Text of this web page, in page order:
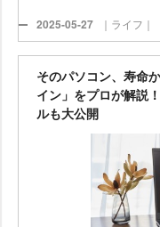
2025-05-27 ｜ライフ｜
そのパソコン、寿命
イン」をプロが解説
ルも大公開